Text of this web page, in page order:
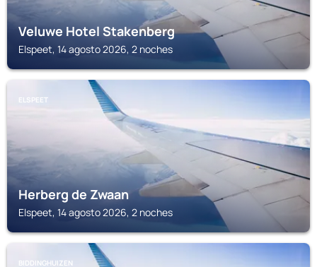
Veluwe Hotel Stakenberg
Elspeet, 14 agosto 2026, 2 noches
ELSPEET
Herberg de Zwaan
Elspeet, 14 agosto 2026, 2 noches
BIDDINGHUIZEN